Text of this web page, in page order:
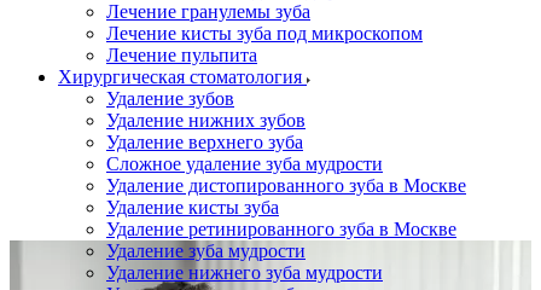
Лечение гранулемы зуба
Лечение кисты зуба под микроскопом
Лечение пульпита
Хирургическая стоматология
Удаление зубов
Удаление нижних зубов
Удаление верхнего зуба
Сложное удаление зуба мудрости
Удаление дистопированного зуба в Москве
Удаление кисты зуба
Удаление ретинированного зуба в Москве
Удаление зуба мудрости
Удаление нижнего зуба мудрости